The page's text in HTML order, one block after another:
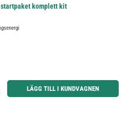
startpaket komplett kit
använd knapparna för att öka eller minska kvantiteten.
LÄGG TILL I KUNDVAGNEN